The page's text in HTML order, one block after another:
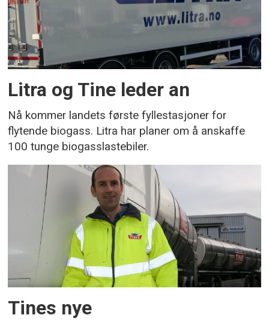
Litra og Tine leder an
Nå kommer landets første fyllestasjoner for
flytende biogass. Litra har planer om å anskaffe
100 tunge biogasslastebiler.
Tines nye